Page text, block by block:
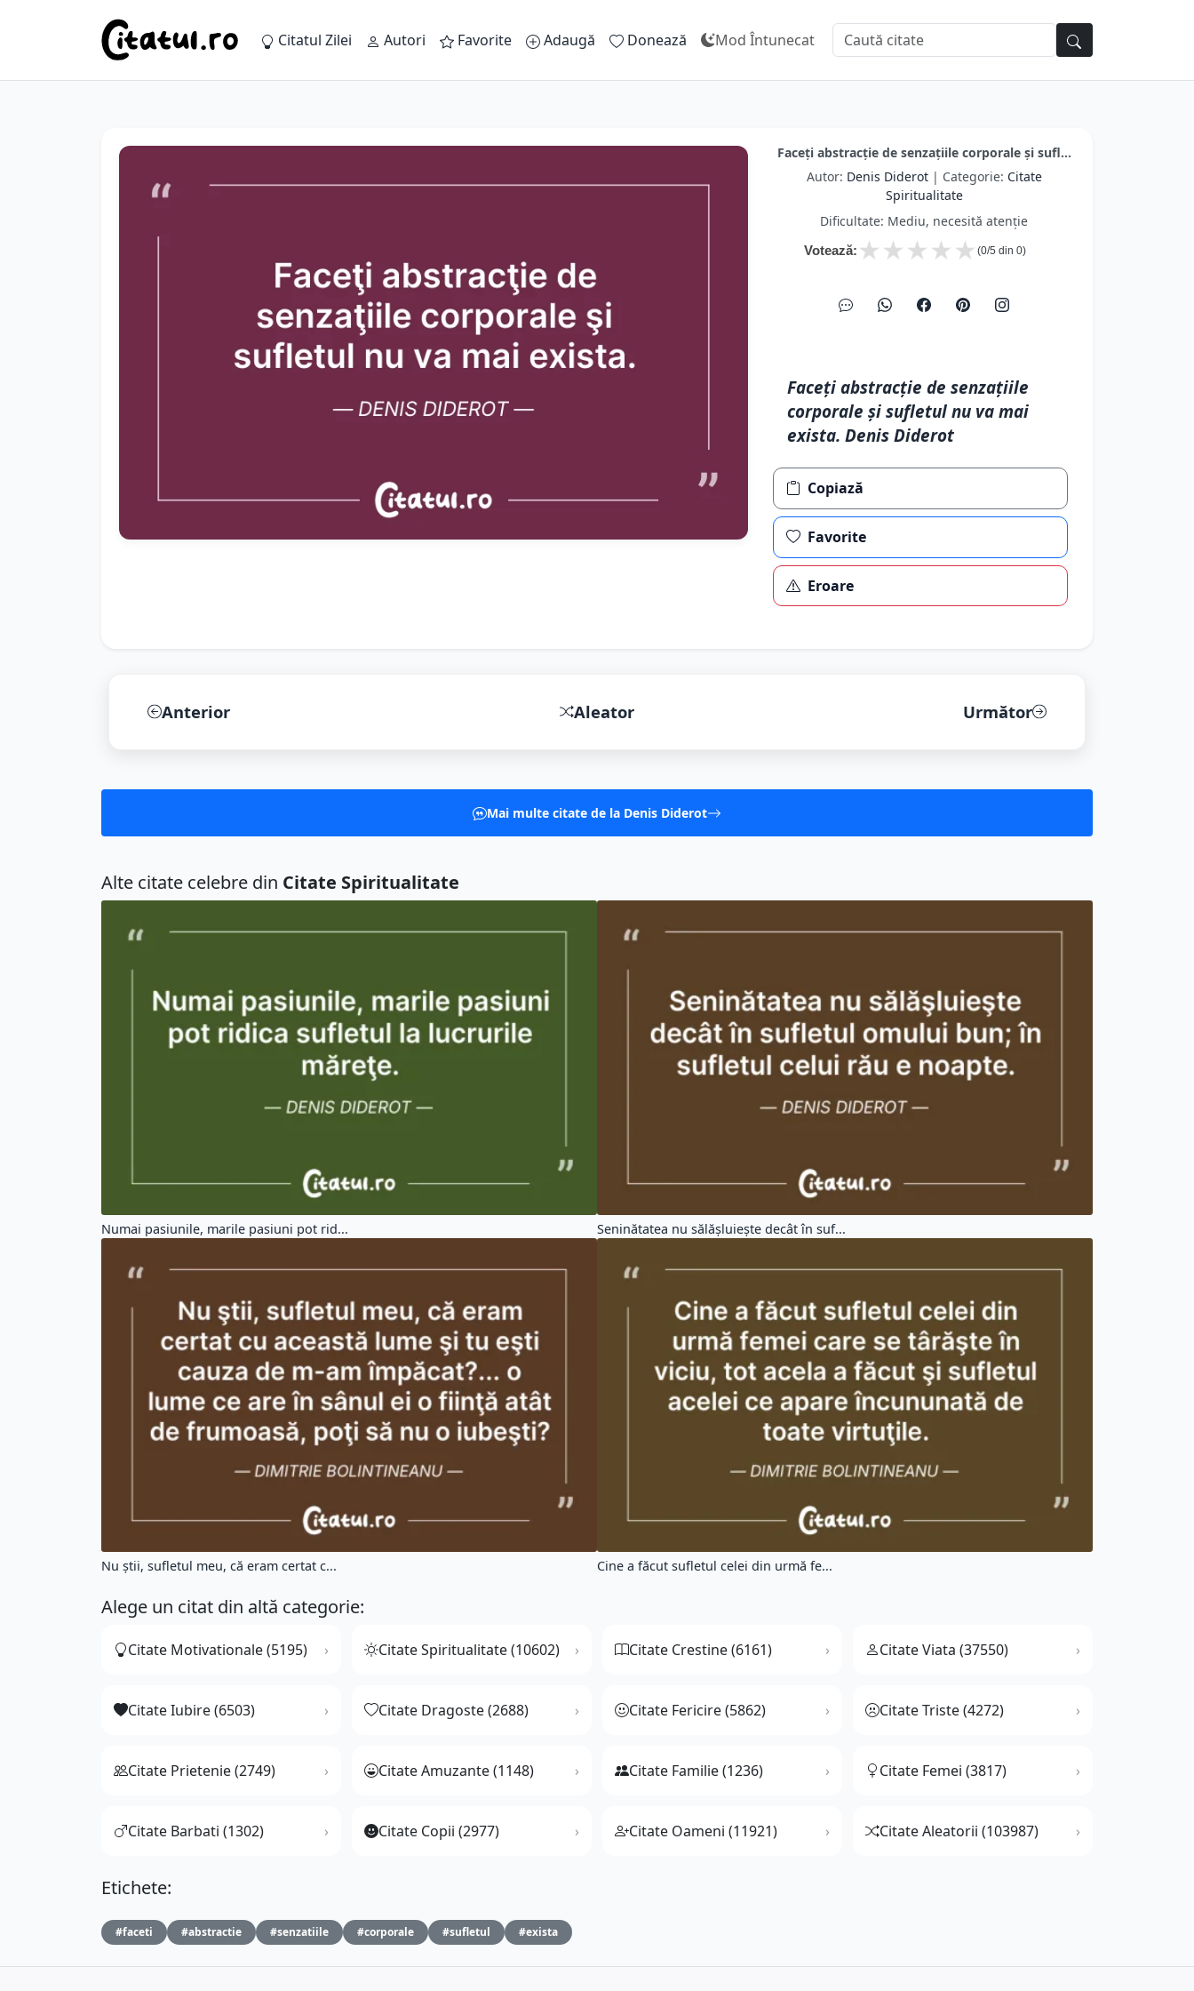
Citatul Zilei Autori Favorite Adaugă Donează Mod Întunecat
Faceţi abstracţie de senzaţiile corporale şi sufl...
Autor: Denis Diderot| Categorie: Citate
Spiritualitate
Dificultate: Mediu, necesită atenție
Votează: ★
★
★
★
★ (0/5 din 0)
Faceţi abstracţie de senzaţiile
corporale şi sufletul nu va mai
exista. Denis Diderot
Copiază
Favorite
Eroare
Anterior Aleator Următor
Mai multe citate de la Denis Diderot
Alte citate celebre din Citate Spiritualitate
Numai pasiunile, marile pasiuni pot rid... Seninătatea nu sălăşluieşte decât în suf...
Nu ştii, sufletul meu, că eram certat c... Cine a făcut sufletul celei din urmă fe...
Alege un citat din altă categorie:
Citate Motivationale (5195) Citate Spiritualitate (10602) Citate Crestine (6161) Citate Viata (37550)
Citate Iubire (6503) Citate Dragoste (2688) Citate Fericire (5862) Citate Triste (4272)
Citate Prietenie (2749) Citate Amuzante (1148) Citate Familie (1236) Citate Femei (3817)
Citate Barbati (1302) Citate Copii (2977) Citate Oameni (11921) Citate Aleatorii (103987)
Etichete:
#faceti #abstractie #senzatiile #corporale #sufletul #exista